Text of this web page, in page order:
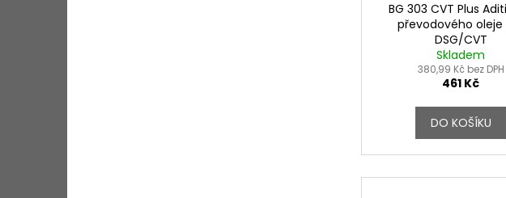
BG 303 CVT Plus
převodového oleje
DSG/CVT
Skladem
380,99 Kč bez DPH
461 Kč
DO KOŠÍKU